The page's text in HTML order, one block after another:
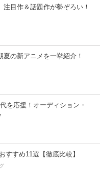
目作＆話題作が勢ぞろい！
夏の新アニメを一挙紹介！
を応援！オーディション・
すすめ11選【徹底比較】